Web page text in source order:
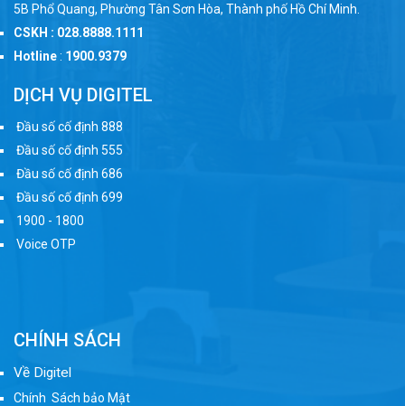
5B Phổ Quang, Phường Tân Sơn Hòa, Thành phố Hồ Chí Minh.
CSKH : 028.8888.1111
Hotline: 1900.9379
DỊCH VỤ DIGITEL
Đầu số cố định 888
Đầu số cố định 555
Đầu số cố định 686
Đầu số cố định 699
1900 - 1800
Voice OTP
CHÍNH SÁCH
Về Digitel
Chính Sách bảo Mật